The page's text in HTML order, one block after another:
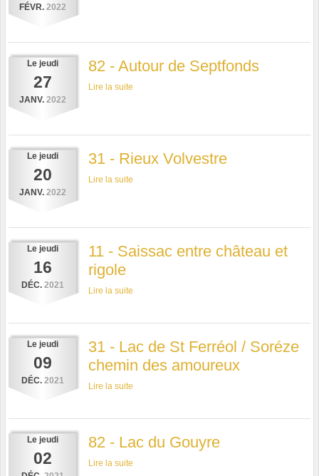
FÉVR. 2022
Le jeudi
27
JANV. 2022
82 - Autour de Septfonds
Lire la suite
Le jeudi
20
JANV. 2022
31 - Rieux Volvestre
Lire la suite
Le jeudi
16
DÉC. 2021
11 - Saissac entre château et
rigole
Lire la suite
Le jeudi
09
DÉC. 2021
31 - Lac de St Ferréol / Soréze
chemin des amoureux
Lire la suite
Le jeudi
02
82 - Lac du Gouyre
Lire la suite